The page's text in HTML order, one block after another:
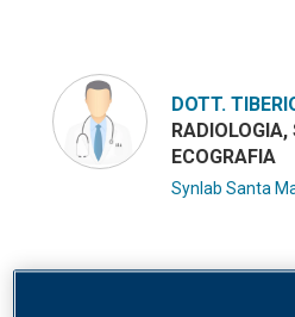
DOTT.
RADIOLOGIA,
ECOGRAFIA
Synlab Santa